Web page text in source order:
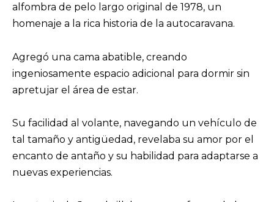
alfombra de pelo largo original de 1978, un
homenaje a la rica historia de la autocaravana.
Agregó una cama abatible, creando
ingeniosamente espacio adicional para dormir sin
apretujar el área de estar.
Su facilidad al volante, navegando un vehículo de
tal tamaño y antigüedad, revelaba su amor por el
encanto de antaño y su habilidad para adaptarse a
nuevas experiencias.